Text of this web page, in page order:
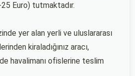
Euro) tutmaktadır.
yer alan yerli ve uluslararası
kiraladığınız aracı,
havalimanı ofislerine teslim